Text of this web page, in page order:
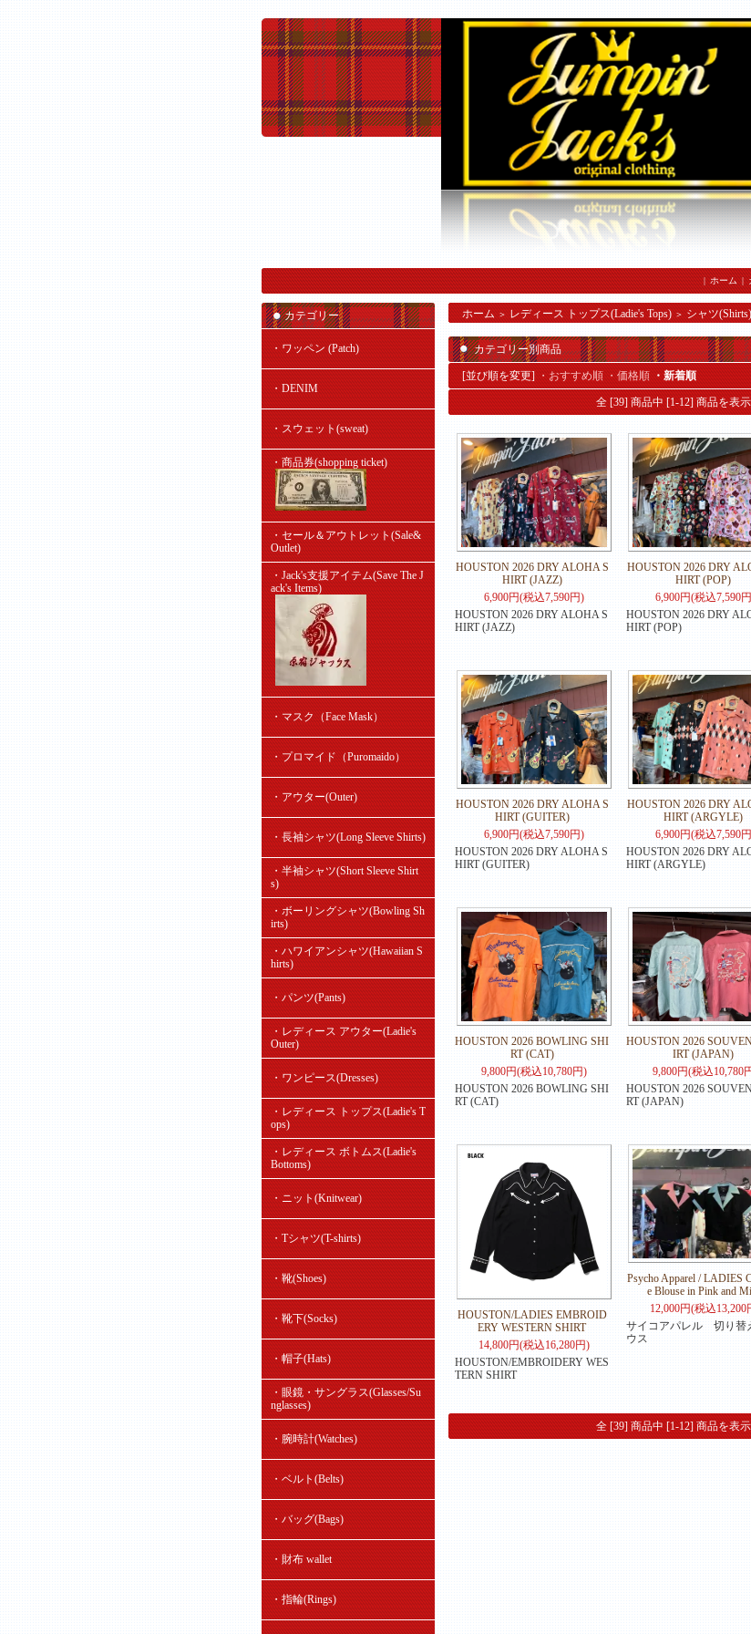
| ホーム |
カテゴリー
・ワッペン (Patch)
・DENIM
・スウェット(sweat)
・商品券(shopping ticket)
・セール＆アウトレット(Sale&
Outlet)
・Jack's支援アイテム(Save The J
ack's Items)
・マスク（Face Mask）
・プロマイド（Puromaido）
・アウター(Outer)
・長袖シャツ(Long Sleeve Shirts)
・半袖シャツ(Short Sleeve Shirt
s)
・ボーリングシャツ(Bowling Sh
irts)
・ハワイアンシャツ(Hawaiian S
hirts)
・パンツ(Pants)
・レディース アウター(Ladie's
Outer)
・ワンピース(Dresses)
・レディース トップス(Ladie's T
ops)
・レディース ボトムス(Ladie's
Bottoms)
・ニット(Knitwear)
・Tシャツ(T-shirts)
・靴(Shoes)
・靴下(Socks)
・帽子(Hats)
・眼鏡・サングラス(Glasses/Su
nglasses)
・腕時計(Watches)
・ベルト(Belts)
・バッグ(Bags)
・財布 wallet
・指輪(Rings)
ホーム ＞ レディース トップス(Ladie's Tops) ＞ シャツ(Shirts)
カテゴリー別商品
[並び順を変更] ・おすすめ順 ・価格順 ・新着順
全 [39] 商品中 [1-12] 商品を表示
HOUSTON 2026 DRY ALOHA S
HIRT (JAZZ)
6,900円(税込7,590円)
HOUSTON 2026 DRY ALOHA S
HIRT (JAZZ)
HOUSTON 2026 DRY
HIRT (POP)
6,900円(税込7,590
HOUSTON 2026 DRY
HIRT (POP)
HOUSTON 2026 DRY ALOHA S
HIRT (GUITER)
6,900円(税込7,590円)
HOUSTON 2026 DRY ALOHA S
HIRT (GUITER)
HOUSTON 2026 DRY
HIRT (ARGYLE)
6,900円(税込7,590
HOUSTON 2026 DRY
HIRT (ARGYLE)
HOUSTON 2026 BOWLING SHI
RT (CAT)
9,800円(税込10,780円)
HOUSTON 2026 BOWLING SHI
RT (CAT)
HOUSTON 2026
IRT (JAPAN)
9,800円(税込10,780
HOUSTON 2026
RT (JAPAN)
HOUSTON/LADIES EMBROID
ERY WESTERN SHIRT
14,800円(税込16,280円)
HOUSTON/EMBROIDERY WES
TERN SHIRT
Psycho Apparel / LADIES
e Blouse in Pink and
12,000円(税込13,200
サイコアパレル 切り替
ウス
全 [39] 商品中 [1-12] 商品を表示